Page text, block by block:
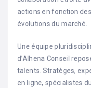
actions en fonction
évolutions du marché.
Une équipe
d’Alhena Conseil
talents. Stratèges,
en ligne, spécialistes